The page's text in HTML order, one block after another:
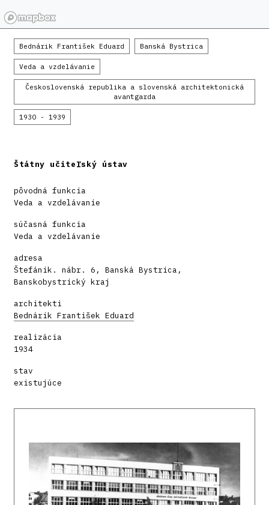
Bednárik František Eduard Banská Bystrica
Veda a vzdelávanie
Československá republika a slovenská architektonická
avantgarda
1930 - 1939
Štátny učiteľský ústav
pôvodná funkcia
Veda a vzdelávanie
súčasná funkcia
Veda a vzdelávanie
adresa
Štefánik. nábr. 6, Banská Bystrica,
Banskobystrický kraj
architekti
Bednárik František Eduard
realizácia
1934
stav
existujúce